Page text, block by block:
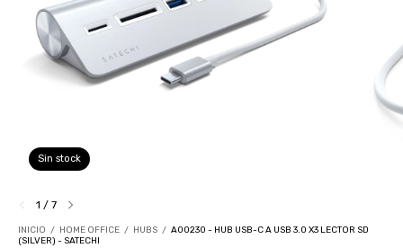
Sin stock
1 / 7
INICIO / HOME OFFICE / HUBS / A00230 - HUB USB-C A USB 3.0 X3 LECTOR SD
(SILVER) - SATECHI